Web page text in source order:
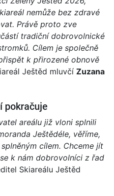
nemůže bez zdravé
Právě proto zve
tradiční dobrovolnické
Cílem je společně
k přirozené obnově
Ještěd mluvčí Zuzana
pokračuje
areálu již vloni splnili
Ještědéle, věříme,
cílem. Chceme jít
k nám dobrovolníci z řad
Skiareálu Ještěd